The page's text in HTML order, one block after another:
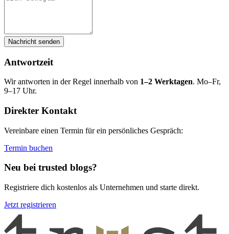
Nachricht senden
Antwortzeit
Wir antworten in der Regel innerhalb von 1–2 Werktagen. Mo–Fr,
9–17 Uhr.
Direkter Kontakt
Vereinbare einen Termin für ein persönliches Gespräch:
Termin buchen
Neu bei trusted blogs?
Registriere dich kostenlos als Unternehmen und starte direkt.
Jetzt registrieren